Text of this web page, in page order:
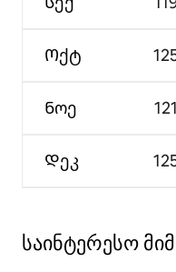
Ოქტ
Ნოე
Დეკ
საინტერესო